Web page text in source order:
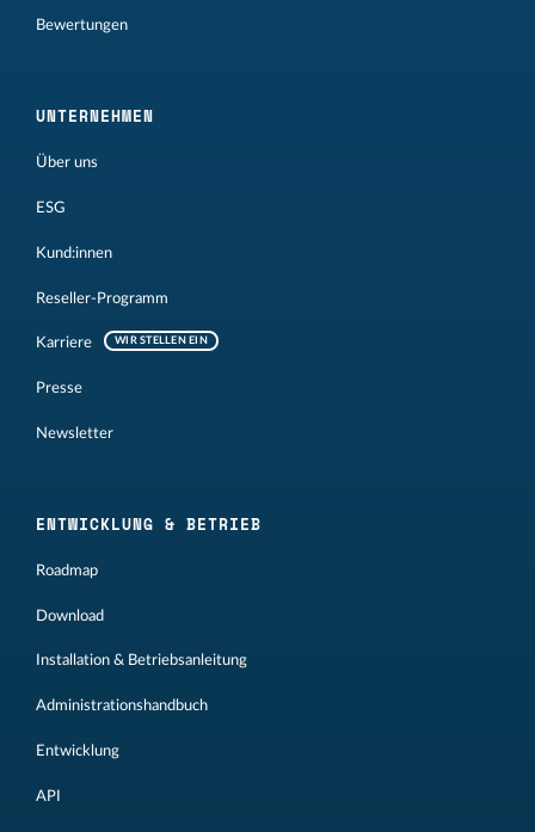
Bewertungen
UNTERNEHMEN
Über uns
ESG
Kund:innen
Reseller-Programm
Karriere WIR STELLEN EIN
Presse
Newsletter
ENTWICKLUNG & BETRIEB
Roadmap
Download
Installation & Betriebsanleitung
Administrationshandbuch
Entwicklung
API